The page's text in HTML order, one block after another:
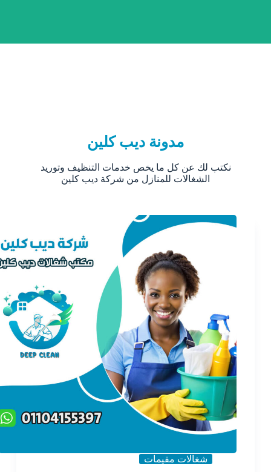
مدونة ديب كلين
نكتب لك عن كل ما يخص خدمات التنظيف وتوريد
الشغالات للمنازل من شركة ديب كلين
شغالات مقيمات